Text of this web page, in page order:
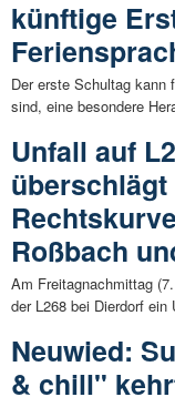
künftige
Der erste Schultag kann
sind, eine besondere
Unfall auf
Roßbach
Am Freitagnachmittag
der L268 bei Dierdorf
Neuwied:
& chill"